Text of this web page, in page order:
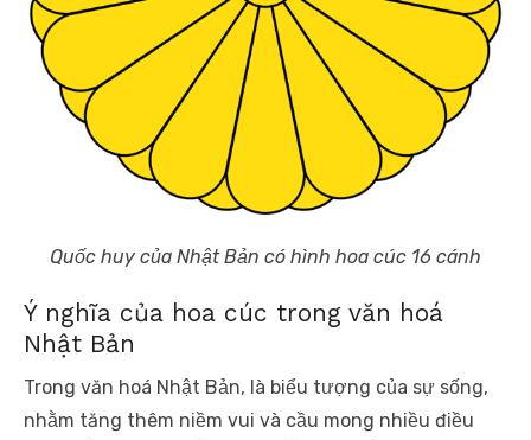
Quốc huy của Nhật Bản có hình hoa cúc 16 cánh
Ý nghĩa của hoa cúc trong văn hoá
Nhật Bản
Trong văn hoá Nhật Bản, là biểu tượng của sự sống,
nhằm tăng thêm niềm vui và cầu mong nhiều điều